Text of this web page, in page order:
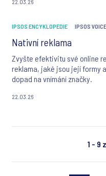
22.03.26
IPSOS ENCYKLOPEDIE IPSOS
Nativní reklama
Zvyšte efektivitu své online
reklama, jaké jsou její formy
dopad na vnímání značky.
22.03.26
1 - 9